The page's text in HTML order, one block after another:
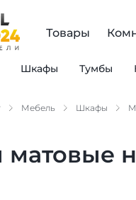
Товары
Шкафы Тумбы
Мебель Шкафы